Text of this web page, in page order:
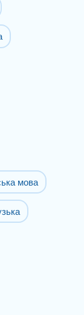
мова